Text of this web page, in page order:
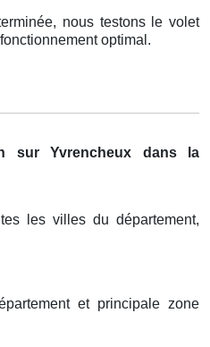
nous testons le volet
optimal.
sur Yvrencheux dans la
les villes du département,
et principale zone